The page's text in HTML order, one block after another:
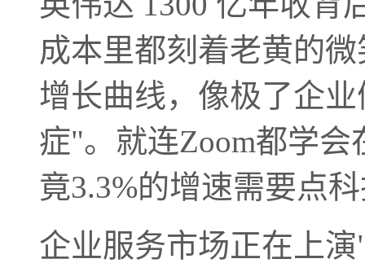
成本里都刻着老黄的
增长曲线，像极了企
症"。就连Zoom都学
竟3.3%的增速需要点
企业服务市场正在上演